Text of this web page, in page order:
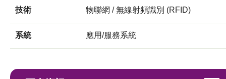
技術 物聯網 / 無線射頻識別 (RFID)
系統 應用/服務系統